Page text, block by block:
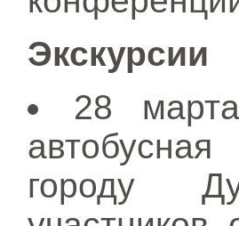
Экскурсии
28
городу